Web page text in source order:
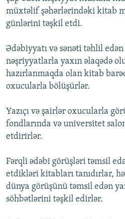
müxtəlif şəhərlərindəki kitab
günlərini təşkil etdi.
Ədəbiyyatı və sənəti təhlil edən
nəşriyyatlarla yaxın əlaqədə
hazırlanmaqda olan kitab
oxucularla bölüşürlər.
Yazıçı və şairlər oxucularla
fondlarında və universitet
etdirirlər.
Fərqli ədəbi görüşləri təmsil
etdikləri kitabları tanıdırlar,
dünya görüşünü təmsil edən
söhbətlərini təşkil edirlər.